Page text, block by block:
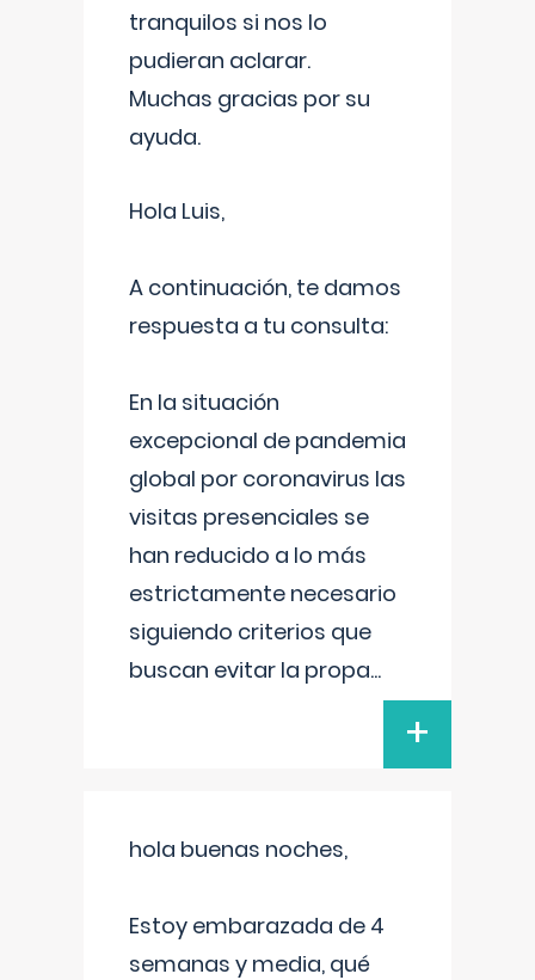
tranquilos si nos lo
pudieran aclarar.
Muchas gracias por su
ayuda.
Hola Luis,
A continuación, te damos
respuesta a tu consulta:
En la situación
excepcional de pandemia
global por coronavirus las
visitas presenciales se
han reducido a lo más
estrictamente necesario
siguiendo criterios que
buscan evitar la propa...
+
hola buenas noches,
Estoy embarazada de 4
semanas y media, qué